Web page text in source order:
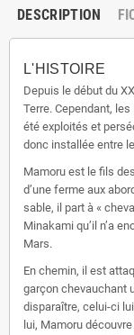
DESCRIPTION
L'HISTOIRE
Depuis le début du
Terre. Cependant,
été exploités et
donc installée entre
Mamoru est le fils
d’une ferme aux
sable, il part à «
Minakami qu’il n’a
Mars.
En chemin, il est
garçon chevauchant
disparaître, celui-ci
lui, Mamoru